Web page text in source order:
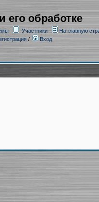
его обработке
Участники
На главную
/ Вход